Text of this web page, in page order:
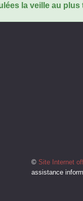
la veille au plus
© Site Internet
assistance